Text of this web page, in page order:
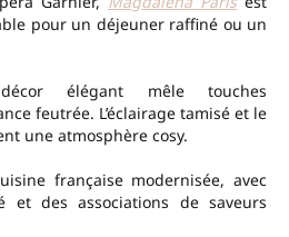
pour un déjeuner raffiné ou un
élégant mêle touches
feutrée. L’éclairage tamisé et le
une atmosphère cosy.
française modernisée, avec
et des associations de saveurs